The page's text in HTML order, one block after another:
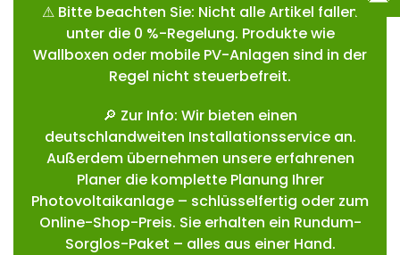
⚠ Bitte beachten Sie: Nicht alle Artikel fallen
unter die 0 %-Regelung. Produkte wie
Wallboxen oder mobile PV-Anlagen sind in der
Regel nicht steuerbefreit.
🔎 Zur Info: Wir bieten einen
deutschlandweiten Installationsservice an.
Außerdem übernehmen unsere erfahrenen
Planer die komplette Planung Ihrer
Photovoltaikanlage – schlüsselfertig oder zum
Online-Shop-Preis. Sie erhalten ein Rundum-
Sorglos-Paket – alles aus einer Hand.